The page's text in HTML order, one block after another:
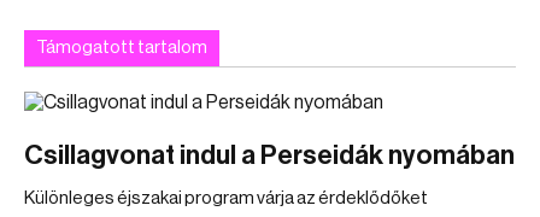
Támogatott tartalom
Csillagvonat indul a Perseidák nyomában
Különleges éjszakai program várja az érdeklődőket